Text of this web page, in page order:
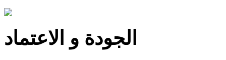
الجودة و الاعتماد